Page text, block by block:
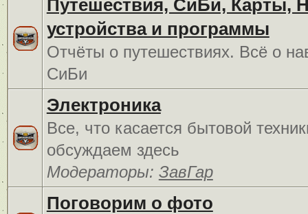
Путешествия, СиБи, Карты,
устройства и программы
Отчёты о путешествиях. Всё о
СиБи
Электроника
Все, что касается бытовой
обсуждаем здесь
Модераторы: ЗавГар
Поговорим о фото